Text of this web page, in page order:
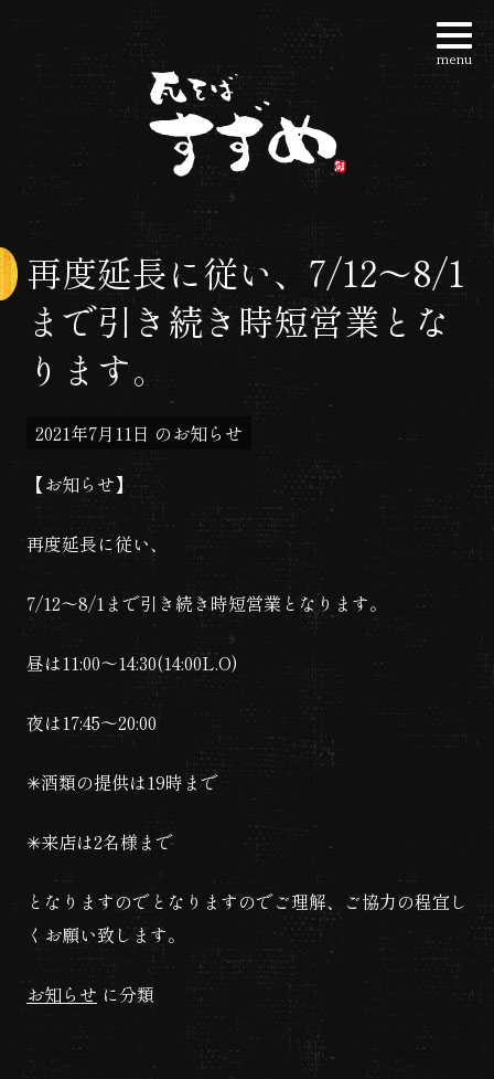
キ
ッ
瓦そばすずめ | 大阪 menu
再度延長に従い、7/12〜8/1
まで引き続き時短営業とな
ります。
2021年7月11日 のお知らせ
【お知らせ】
再度延長に従い、
7/12〜8/1 まで引き続き時短営業となります。
昼は11:00〜14:30(14:00L.O)
夜は17:45〜20:00
✳︎酒類の提供は19時まで
✳︎来店は2名様まで
となりますのでとなりますのでご理解、ご協力の程宜し
くお願い致します。
お知らせ に分類